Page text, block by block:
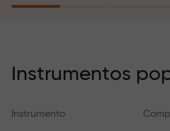
recargar su cuenta.
compensa sus
garantiza triplicar el
tranquilidad: su
Instrumentos
Instrumento